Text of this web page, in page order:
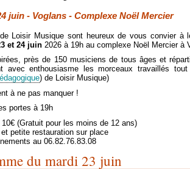
juin - Voglans - Complexe Noël Mercier
Loisir Musique sont heureux de vous convier à
et 24 juin 2026 à 19h au complexe Noël Mercier à
près de 150 musiciens de tous âges et
avec enthousiasme les morceaux travaillés
) de Loisir Musique)
à ne pas manquer !
portes à 19h
10€ (Gratuit pour les moins de 12 ans)
petite restauration sur place
au 06.82.76.83.08
du mardi 23 juin